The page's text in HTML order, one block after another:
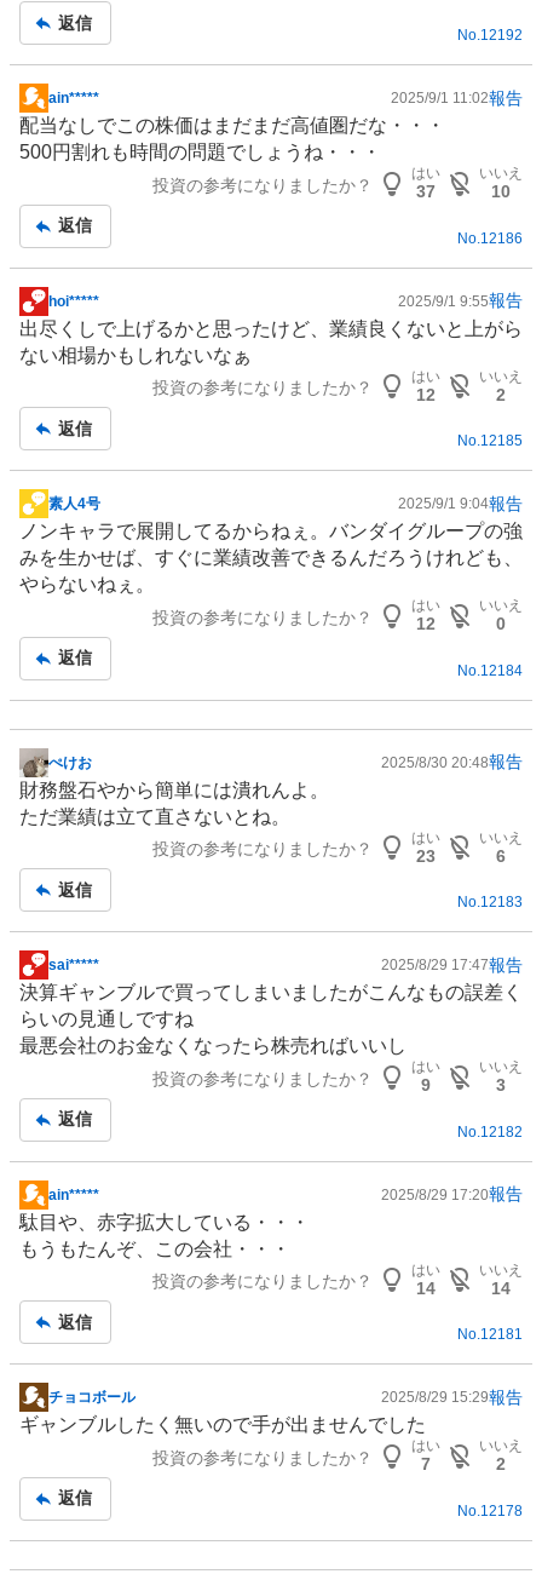
返信
No.12192
掲
示
板
ain***** 2025/9/1 11:02報告
配当なしでこの株価はまだまだ高値圏だな・・・
500円割れも時間の問題でしょうね・・・
投資の参考になりましたか？
はい
37
いいえ
10
返信
No. 12186
掲
示
板
hoi***** 2025/9/1 9:55報告
出尽くしで上げるかと思ったけど、業績良くないと上がら
ない相場かもしれないなぁ
投資の参考になりましたか？
はい
12
いいえ
2
返信
No.12185
掲
示
板
記
素人4号 2025/9/1 9:04報告
ノンキャラで展開してるからねぇ。バンダイグループの強
みを生かせば、すぐに業績改善できるんだろうけれども、
やらないねぇ。
投資の参考になりましたか？
はい
12
いいえ
0
返信
No. 12184
掲
示
板
ぺけお 2025/8/30 20:48報告
財務盤石やから簡単には潰れんよ。
ただ業績は立て直さないとね。
投資の参考になりましたか？
はい
23
いいえ
6
返信
No.12183
掲
示
板
記
sai***** 2025/8/29 17:47報告
決算ギャンブルで買ってしまいましたがこんなもの誤差く
らいの見通しですね
最悪会社のお金なくなったら株売ればいいし
投資の参考になりましたか？
はい
9
いいえ
3
返信
No. 12182
掲
示
板
ain***** 2025/8/29 17:20報告
駄目や、赤字拡大している・・・
もうもたんぞ、この会社・・・
投資の参考になりましたか？
はい
14
いいえ
14
返信
No.12181
掲
示
事
チョコボール 2025/8/29 15:29報告
ギャンブルしたく無いので手が出ませんでした
投資の参考になりましたか？
はい
7
いいえ
2
返信
No. 12178